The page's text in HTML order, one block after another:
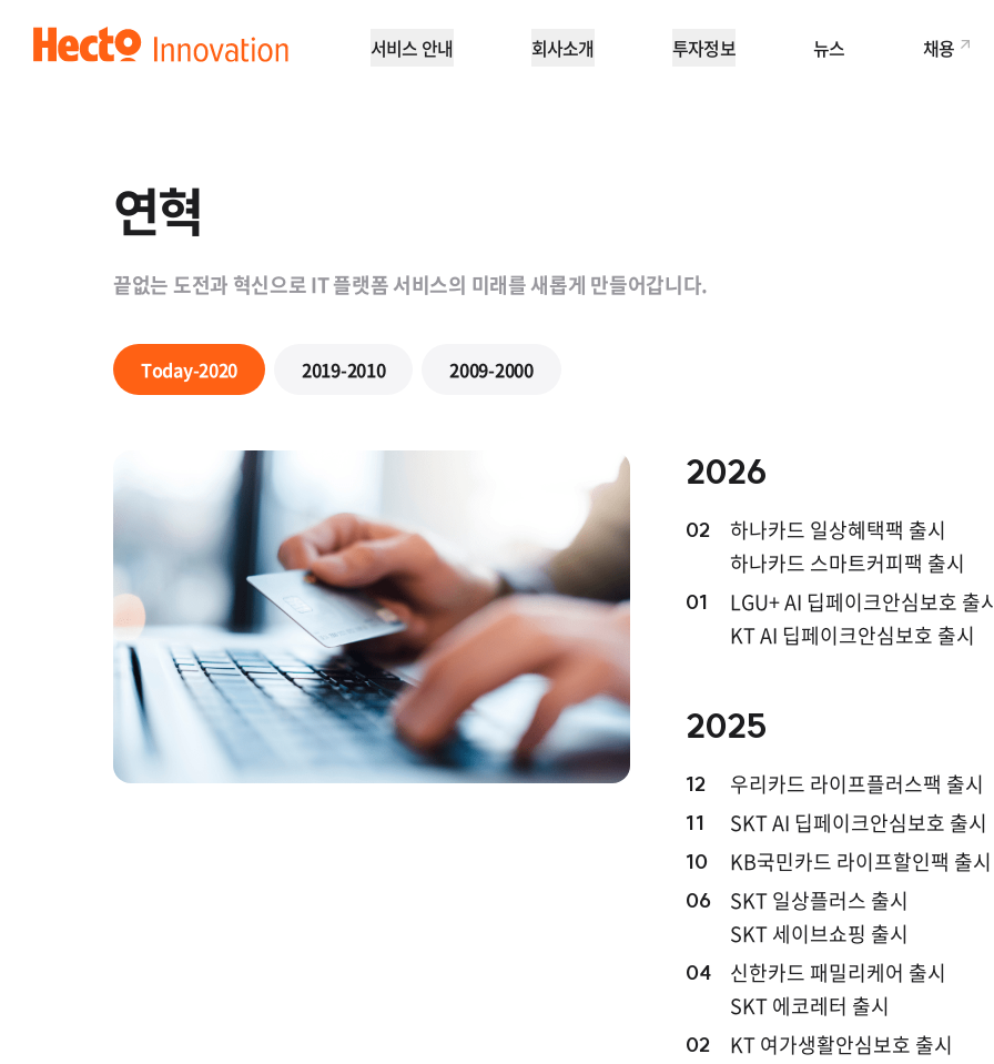
헥토이노베이션
서비스 안내 회사소개 투자정보 뉴스 채용
연혁
끝없는 도전과 혁신으로IT 플랫폼 서비스의 미래를 새롭게 만들어갑니다.
Today-2020 2019-2010 2009-2000
2026
02
하나카드 일상혜택팩 출시
하나카드 스마트커피팩 출시
01
LGU+ AI 딥페이크안심보호 출
KT AI 딥페이크안심보호 출시
2025
12 우리카드 라이프플러스팩 출시
11 SKT AI 딥페이크안심보호 출시
10 KB국민카드 라이프할인팩 출시
06
SKT 일상플러스 출시
SKT 세이브쇼핑 출시
04
신한카드 패밀리케어 출시
SKT 에코레터 출시
02 KT 여가생활안심보호 출시